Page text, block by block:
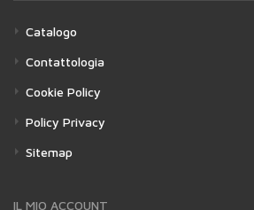
Catalogo
Contattologia
Cookie Policy
Policy Privacy
Sitemap
IL MIO ACCOUNT